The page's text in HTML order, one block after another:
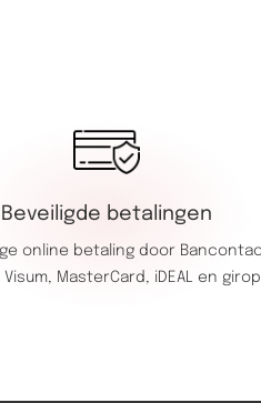
Beveiligde betalingen
online betaling door
Visum, MasterCard, iDEAL en